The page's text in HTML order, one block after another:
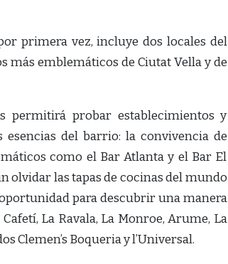
primera vez, incluye dos locales del
más emblemáticos de Ciutat Vella y de
permitirá probar establecimientos y
del barrio: la convivencia de
como el Bar Atlanta y el Bar El
olvidar las tapas de cocinas del mundo
para descubrir una manera
La Ravala, La Monroe, Arume, La
Clemen’s Boqueria y l’Universal.